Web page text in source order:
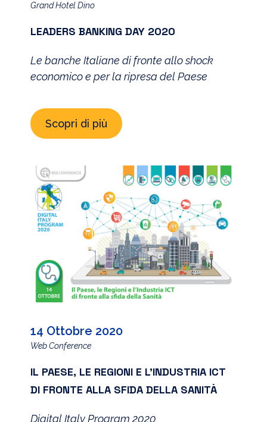
Grand Hotel Dino
LEADERS BANKING DAY 2020
Le banche Italiane di fronte allo shock
economico e per la ripresa del Paese
Scopri di più
14 Ottobre 2020
Web Conference
IL PAESE, LE REGIONI E L’INDUSTRIA ICT
DI FRONTE ALLA SFIDA DELLA SANITÀ
Digital Italy Program 2020